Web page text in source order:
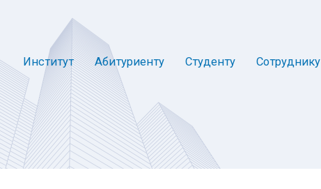
Институт Абитуриенту Студенту Сотруднику